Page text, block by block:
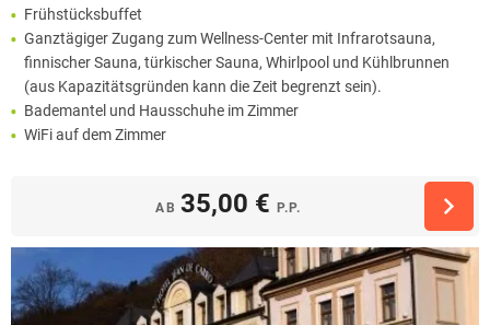
Frühstücksbuffet
Ganztägiger Zugang zum Wellness-Center mit Infrarotsauna,
finnischer Sauna, türkischer Sauna, Whirlpool und Kühlbrunnen
(aus Kapazitätsgründen kann die Zeit begrenzt sein).
Bademantel und Hausschuhe im Zimmer
WiFi auf dem Zimmer
AB 35,00 € P.P.